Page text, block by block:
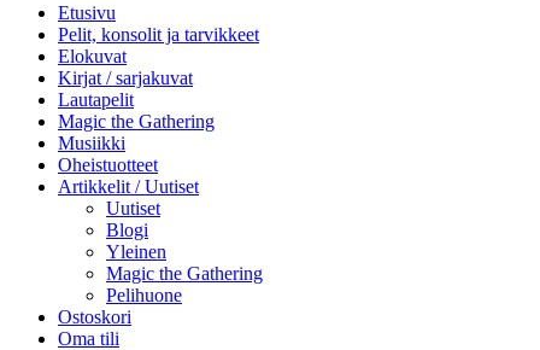
Etusivu
Pelit, konsolit ja tarvikkeet
Elokuvat
Kirjat / sarjakuvat
Lautapelit
Magic the Gathering
Musiikki
Oheistuotteet
Artikkelit / Uutiset
Uutiset
Blogi
Yleinen
Magic the Gathering
Pelihuone
Ostoskori
Oma tili